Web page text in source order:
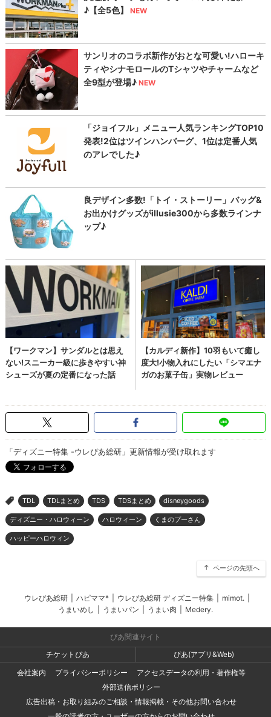
「ディズニー特集 -ウレぴあ総研」更新情報が受け取れます
> TDL TDLまとめ TDS TDSまとめ disneygoods
ディズニー・ハロウィーン ハロウィーン くまのプーさん
ハッピーハロウィン
ページの先頭へ
ウレぴあ総研 ハピママ* ウレぴあ総研 ディズニー特集 mimot.
うまいめし
うまいパン うまい肉 Medery.
ぴあ関連サイト
チケットぴあ
ぴあ(アプリ&Web)
会社案内
プライバシーポリシー
アクセスデータの利用・著作権等
外部送信ポリシー
広告出稿・お取り組みのご相談・情報掲載・その他お問い合わせ